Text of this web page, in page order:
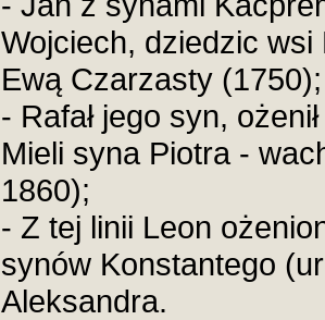
Wojciech, dziedzic wsi
Ewą Czarzasty (1750);
- Rafał jego syn,
Mieli syna Piotra -
1860);
- Z tej linii Leon
synów Konstantego
Aleksandra.